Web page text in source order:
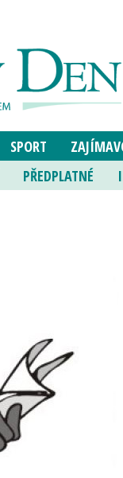
SPORT
PŘEDPLATNÉ